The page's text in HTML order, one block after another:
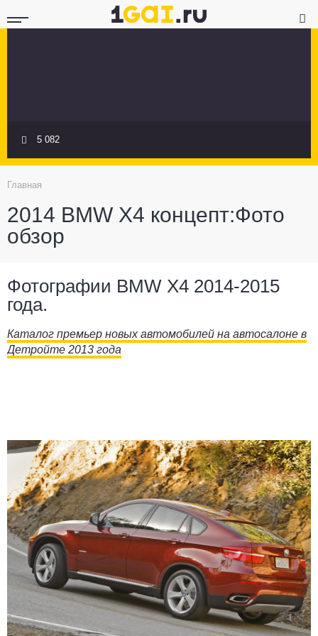
5 082
Главная
2014 BMW X4 концепт:Фото
обзор
Фотографии BMW X4 2014-2015
года.
Каталог премьер новых автомобилей на автосалоне в
Детройте 2013 года